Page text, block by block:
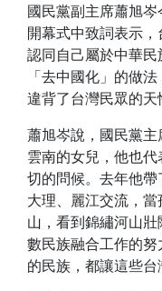
國民黨副主席蕭旭岑
開幕式中致詞表示
認同自己屬於中華
「去中國化」的做
違背了台灣民眾的天
蕭旭岑說，國民黨
雲南的女兒，他也
切的問候。去年他帶
大理、麗江交流，
山，看到錦繡河山
數民族融合工作的
的民族，都讓這些台